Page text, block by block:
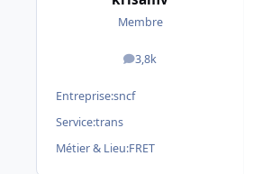
Membre
3,8k
messages
Entreprise:sncf
Service:trans
Métier & Lieu:FRET